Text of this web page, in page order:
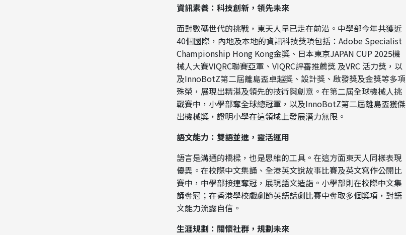
資訊素養：科技創新，領先未來
面對數碼世代的挑戰，東天人早已走在前沿。中學部今年共獲近
40個國際，內地及本地的資訊科技獎項包括：Adobe Specialist
Championship Hong Kong金獎、日本東京JAPAN CUP 2025機
械人大賽VIQRC聯賽亞軍、VIQRC評審推薦獎 及VRC 活力獎，以
及InnoBotZ第二屆離島盃卓越獎、設計獎、啟發獎及金獎等多項
殊榮，展現出精湛及領先的技術與創意。在第二屆全球機械人挑
戰賽中，小學部奪全球總冠軍，以及InnoBotZ第二屆離島盃獲傑
出機械獎，證明小學在這領域上發展潛力無限。
語文能力：雙語並進，靈活運用
語言是溝通的橋樑，也是思維的工具。在這方面東天人同樣表現
優異。在校際中文集誦、全港英文說故事比賽及英文寫作公開比
賽中，中學部接連奪冠，展現語文造詣。小學部則在校際中文集
誦奪冠；在香港學校戲劇節英語話劇比賽中奪取多個獎項，對語
文能力流露自信。
生涯規劃：關懷社群，規劃未來